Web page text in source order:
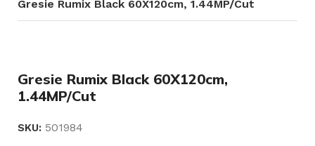
Gresie Rumix Black 60X120cm, 1.44MP/Cut
Gresie Rumix Black 60X120cm,
1.44MP/Cut
SKU: 501984